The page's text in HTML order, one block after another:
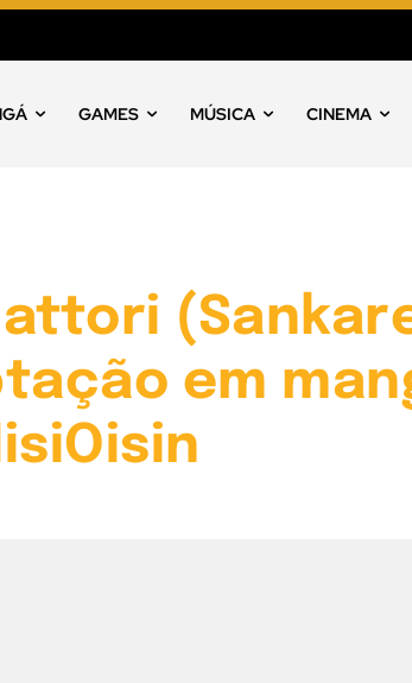
GAMES MÚSICA CINEMA
em